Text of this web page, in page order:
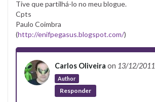
Tive que partilhá-lo no meu blogue.
Cpts
Paulo Coimbra
(http://enifpegasus.blogspot.com/)
Carlos Oliveira on 13/12/2011
Author
Responder